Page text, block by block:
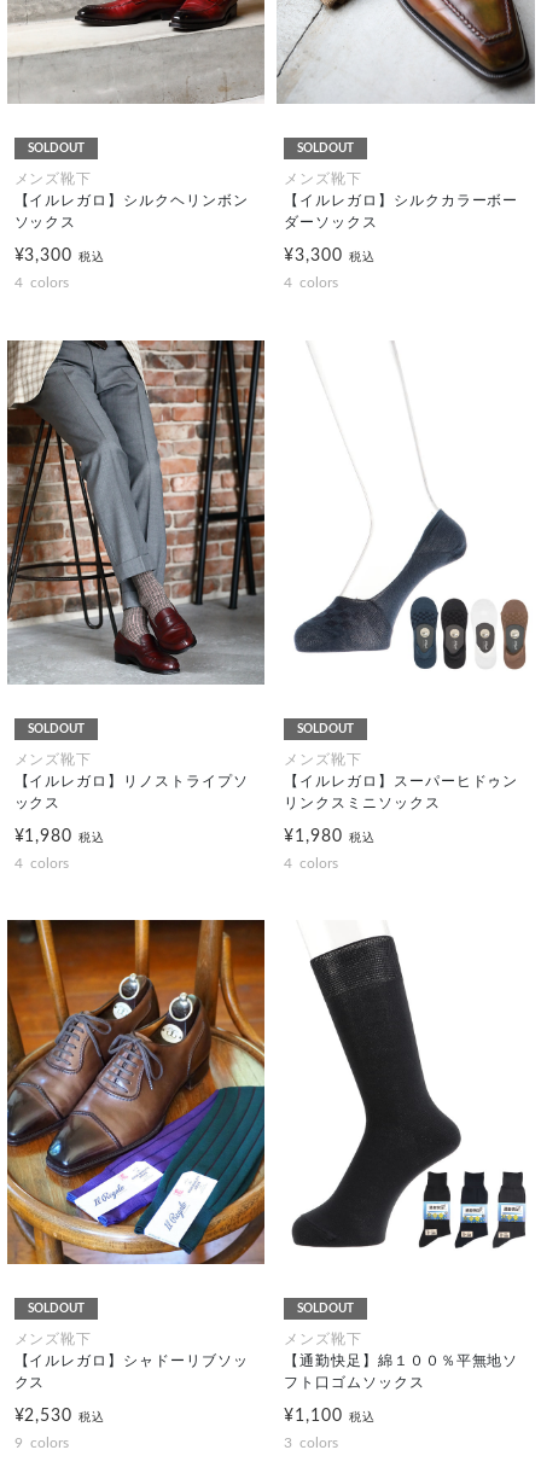
SOLDOUT
メンズ靴下
【イルレガロ】シルクヘリンボン
ソックス
¥3,300税込
4 colors
SOLDOUT
メンズ靴下
【イルレガロ】シルクカラーボー
ダーソックス
¥3,300 税込
4 colors
SOLDOUT
メンズ靴下
【イルレガロ】リノストライプソ
ックス
¥1,980税込
4 colors
SOLDOUT
メンズ靴下
【イルレガロ】スーパーヒドゥン
リンクスミニソックス
¥1,980 税込
4 colors
SOLDOUT
メンズ靴下
【イルレガロ】シャドーリブソッ
クス
¥2,530税込
9 colors
SOLDOUT
メンズ靴下
【通勤快足】綿１００％平無地ソ
フト口ゴムソックス
¥1,100 税込
3 colors